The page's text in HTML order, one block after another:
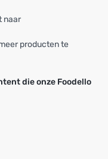
naar
producten te
die onze Foodello